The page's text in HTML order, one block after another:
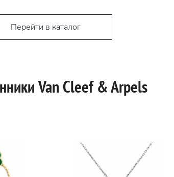
Перейти в каталог
Van Cleef & Arpels